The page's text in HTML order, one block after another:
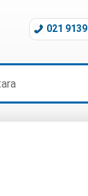
021 9139